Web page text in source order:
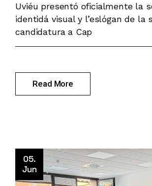
Uviéu presentó oficialmente la
identidá visual y l’eslógan de la
candidatura a Cap
Read More
05.
Jun